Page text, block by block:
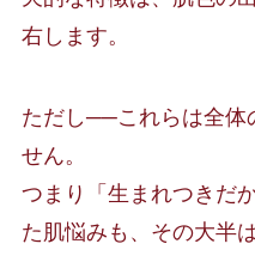
右します。
ただし──これらは全体
せん。
つまり「生まれつきだ
た肌悩みも、その大半